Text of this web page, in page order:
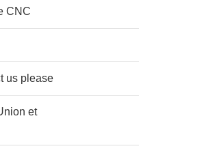
CNC
us please
et